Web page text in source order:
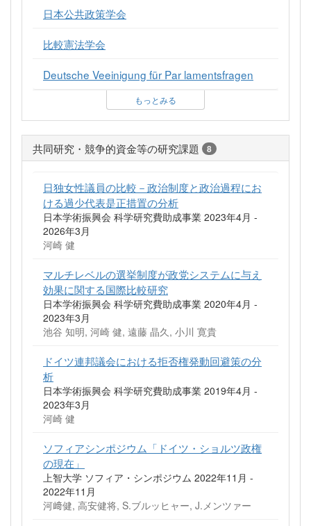
日本公共政策学会
比較憲法学会
Deutsche Veeinigung für Par lamentsfragen
もっとみる
共同研究・競争的資金等の研究課題 8
日独女性議員の比較－政治制度と政治過程にお
ける過少代表是正措置の分析
日本学術振興会 科学研究費助成事業 2023年4月 -
2026年3月
河崎 健
マルチレベルの選挙制度が政党システムに与え
効果に関する国際比較研究
日本学術振興会 科学研究費助成事業 2020年4月 -
2023年3月
池谷 知明, 河崎 健, 遠藤 晶久, 小川 寛貴
ドイツ連邦議会における拒否権発動回避策の分
析
日本学術振興会 科学研究費助成事業 2019年4月 -
2023年3月
河崎 健
ソフィアシンポジウム「ドイツ・ショルツ政権
の現在」
上智大学 ソフィア・シンポジウム 2022年11月 -
2022年11月
河﨑健, 高安健将, S.ブルッヒャー, J.メンツァー